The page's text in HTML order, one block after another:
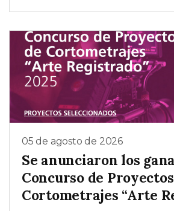
05 de agosto de 2026
Se anunciaron los
Concurso de
Cortometrajes “Arte